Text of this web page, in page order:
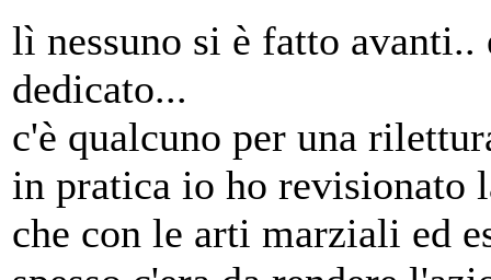
lì nessuno si è fatto
dedicato...
c'è qualcuno per una
in pratica io ho revisionato
che con le arti marziali ed